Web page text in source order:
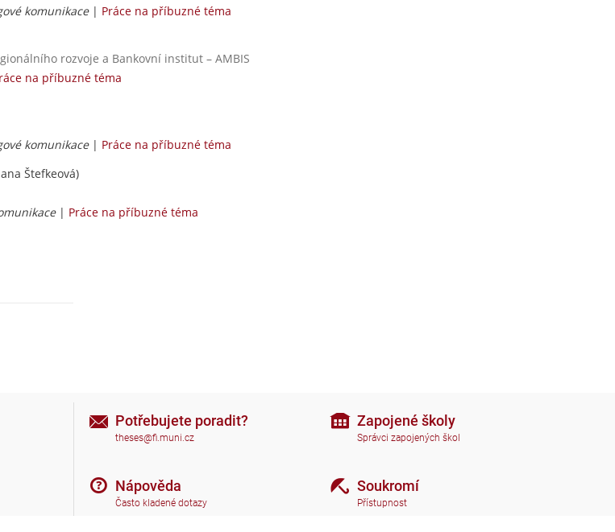
komunikace| Práce na příbuzné téma
rozvoje a Bankovní institut – AMBIS
na příbuzné téma
komunikace| Práce na příbuzné téma
Štefkeová)
| Práce na příbuzné téma
Potřebujete poradit?
theses@fi.muni.cz
Nápověda
Často kladené dotazy
Zapojené školy
Správci zapojených škol
Soukromí
Přístupnost